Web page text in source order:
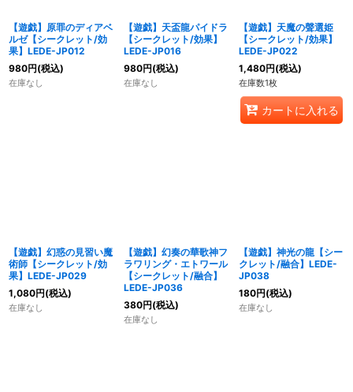
【遊戯】原罪のディアベ
ルゼ【シークレット/効
果】LEDE-JP012
980円(税込)
在庫なし
【遊戯】天盃龍パイドラ
【シークレット/効果】
LEDE-JP016
980円(税込)
在庫なし
【遊戯】天魔の聲選姫
【シークレット/効果】
LEDE-JP022
1,480円(税込)
在庫数1枚
カートに入れる
【遊戯】幻惑の見習い魔
術師【シークレット/効
果】LEDE-JP029
1,080円(税込)
在庫なし
【遊戯】幻奏の華歌神フ
ラワリング・エトワール
【シークレット/融合】
LEDE-JP036
380円(税込)
在庫なし
【遊戯】神光の龍【シー
クレット/融合】LEDE-
JP038
180円(税込)
在庫なし